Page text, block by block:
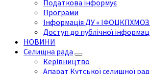
Податкова інформує
Програми
Інформація ДУ «
Доступ до публічної
НОВИНИ
Селищна рада
Керівництво
Апарат Кутської селищної